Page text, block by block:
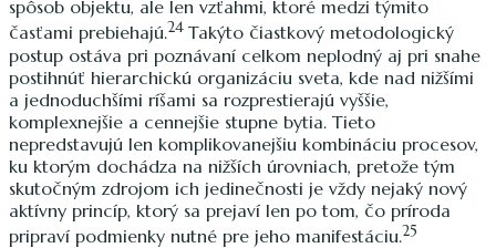
spôsob objektu, ale len vzťahmi, ktoré medzi týmito
časťami prebiehajú.24 Takýto čiastkový metodologický
postup ostáva pri poznávaní celkom neplodný aj pri snahe
postihnúť hierarchickú organizáciu sveta, kde nad nižšími
a jednoduchšími ríšami sa rozprestierajú vyššie,
komplexnejšie a cennejšie stupne bytia. Tieto
nepredstavujú len komplikovanejšiu kombináciu procesov,
ku ktorým dochádza na nižších úrovniach, pretože tým
skutočným zdrojom ich jedinečnosti je vždy nejaký nový
aktívny princíp, ktorý sa prejaví len po tom, čo príroda
pripraví podmienky nutné pre jeho manifestáciu.25